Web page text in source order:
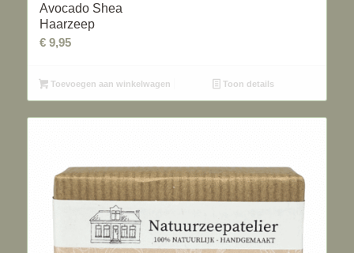
Avocado Shea
Haarzeep
€9,95
Toevoegen aan winkelwagen Toon details